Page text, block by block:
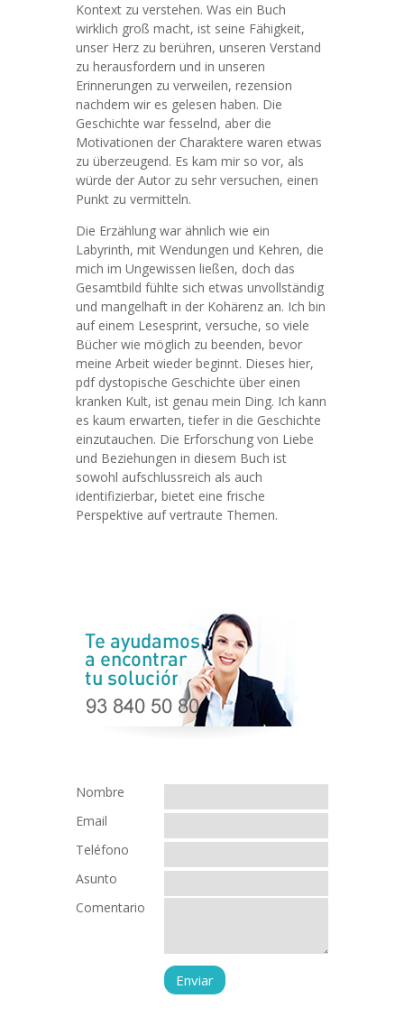
Kontext zu verstehen. Was ein Buch
wirklich groß macht, ist seine Fähigkeit,
unser Herz zu berühren, unseren Verstand
zu herausfordern und in unseren
Erinnerungen zu verweilen, rezension
nachdem wir es gelesen haben. Die
Geschichte war fesselnd, aber die
Motivationen der Charaktere waren etwas
zu überzeugend. Es kam mir so vor, als
würde der Autor zu sehr versuchen, einen
Punkt zu vermitteln.
Die Erzählung war ähnlich wie ein
Labyrinth, mit Wendungen und Kehren, die
mich im Ungewissen ließen, doch das
Gesamtbild fühlte sich etwas unvollständig
und mangelhaft in der Kohärenz an. Ich bin
auf einem Lesesprint, versuche, so viele
Bücher wie möglich zu beenden, bevor
meine Arbeit wieder beginnt. Dieses hier,
pdf dystopische Geschichte über einen
kranken Kult, ist genau mein Ding. Ich kann
es kaum erwarten, tiefer in die Geschichte
einzutauchen. Die Erforschung von Liebe
und Beziehungen in diesem Buch ist
sowohl aufschlussreich als auch
identifizierbar, bietet eine frische
Perspektive auf vertraute Themen.
Nombre
Email
Teléfono
Asunto
Comentario